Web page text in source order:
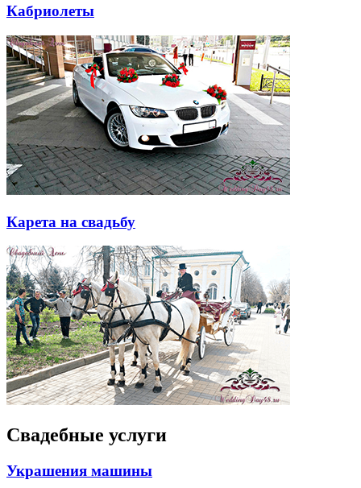
Кабриолеты
Карета на свадьбу
Свадебные услуги
Украшения машины